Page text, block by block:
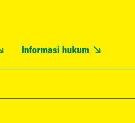
Informasi hukum